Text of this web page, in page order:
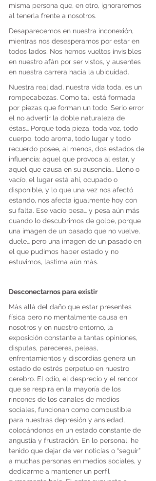
misma persona que, en otro, ignoraremos
al tenerla frente a nosotros.
Desaparecemos en nuestra inconexión,
mientras nos desesperamos por estar en
todos lados. Nos hemos vueltos invisibles
en nuestro afán por ser vistos, y ausentes
en nuestra carrera hacia la ubicuidad.
Nuestra realidad, nuestra vida toda, es un
rompecabezas. Como tal, está formada
por piezas que forman un todo. Serio error
el no advertir la doble naturaleza de
éstas… Porque toda pieza, toda voz, todo
cuerpo, todo aroma, todo lugar y todo
recuerdo posee, al menos, dos estados de
influencia: aquel que provoca al estar, y
aquel que causa en su ausencia… Lleno o
vacío, el lugar está ahí, ocupado o
disponible, y lo que una vez nos afectó
estando, nos afecta igualmente hoy con
su falta. Ese vacío pesa… y pesa aún más
cuando lo descubrimos de golpe, porque
una imagen de un pasado que no vuelve,
duele… pero una imagen de un pasado en
el que pudimos haber estado y no
estuvimos, lastima aún más.
Desconectarnos para existir
Más allá del daño que estar presentes
física pero no mentalmente causa en
nosotros y en nuestro entorno, la
exposición constante a tantas opiniones,
disputas, pareceres, peleas,
enfrentamientos y discordias genera un
estado de estrés perpetuo en nuestro
cerebro. El odio, el desprecio y el rencor
que se respira en la mayoría de los
rincones de los canales de medios
sociales, funcionan como combustible
para nuestras depresión y ansiedad,
colocándonos en un estado constante de
angustia y frustración. En lo personal, he
tenido que dejar de ver noticias o “seguir”
a muchas personas en medios sociales, y
dedicarme a mantener un perfil